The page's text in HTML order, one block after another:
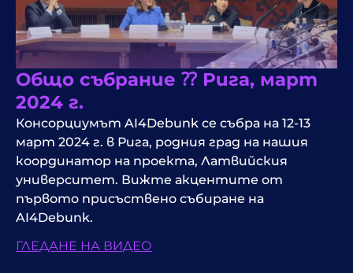
Общо събрание ⁇ Рига, март
2024 г.
Консорциумът AI4Debunk се събра на 12-13
март 2024 г. в Рига, родния град на нашия
координатор на проекта, Латвийския
университет. Вижте акцентите от
първото присъствено събиране на
AI4Debunk.
ГЛЕДАНЕ НА ВИДЕО